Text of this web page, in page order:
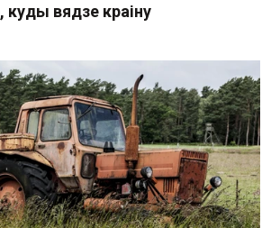
куды вядзе краіну